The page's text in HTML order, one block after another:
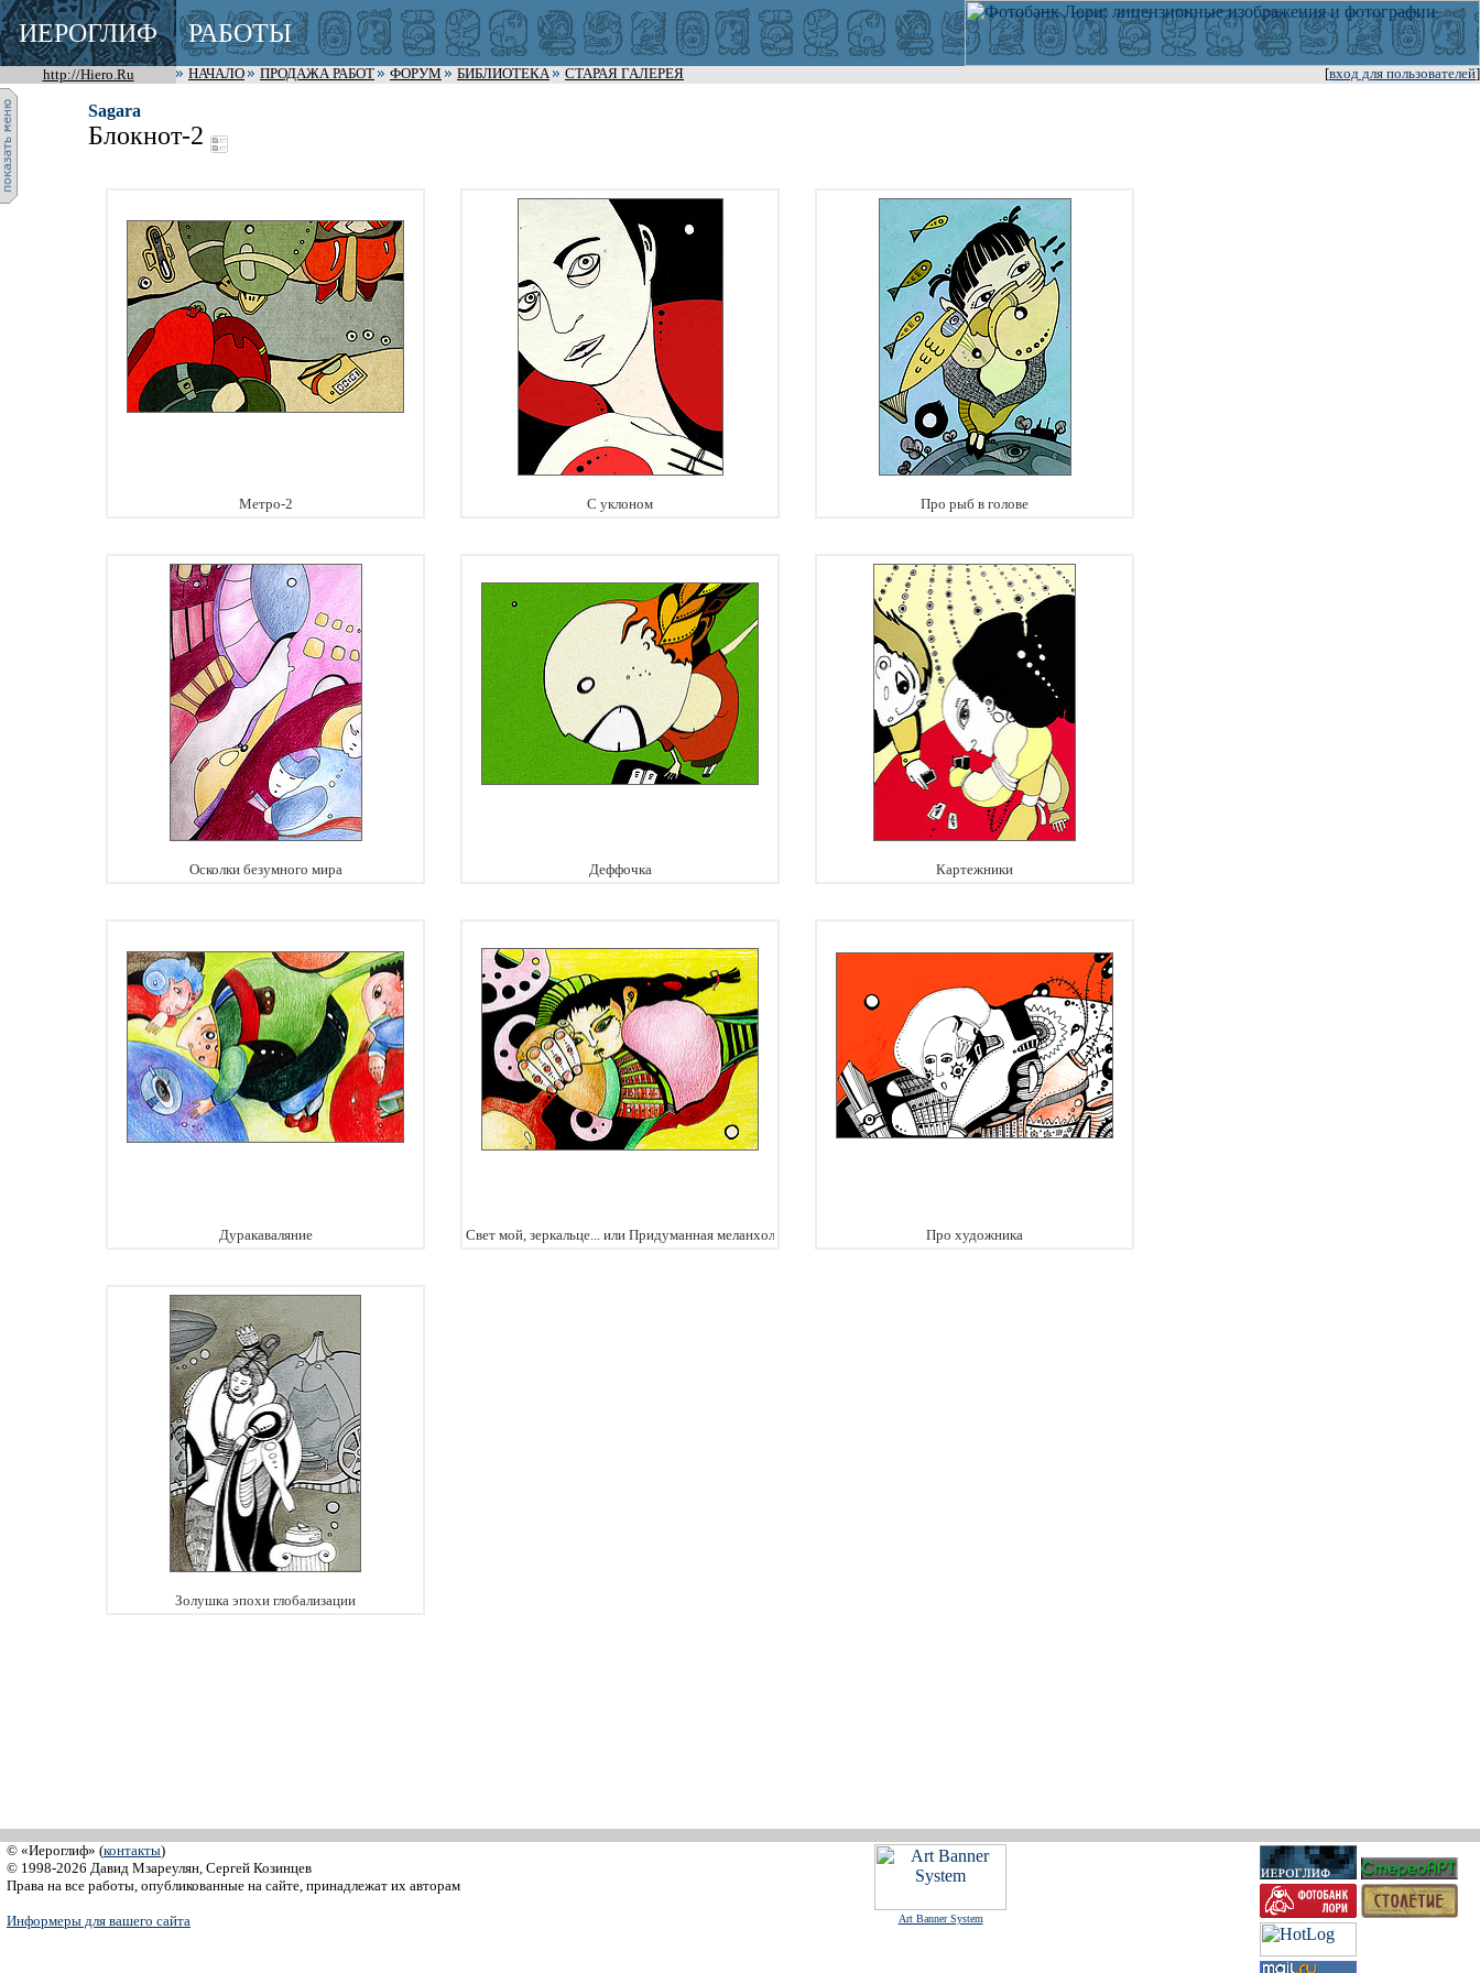
ИЕРОГЛИФ РАБОТЫ
http://Hiero.Ru [вход для пользователей]
НАЧАЛО ПРОДАЖА РАБОТ ФОРУМ БИБЛИОТЕКА СТАРАЯ ГАЛЕРЕЯ
Sagara
Блокнот-2
Метро-2 С уклоном Про рыб в голове
Осколки безумного мира Деффочка Картежники
Дуракаваляние Свет мой, зеркальце... или Придуманная меланхолия Про художника
Золушка эпохи глобализации
© «Иероглиф» (контакты)
© 1998-2026 Давид Мзареулян, Сергей Козинцев
Права на все работы, опубликованные на сайте, принадлежат их авторам
Информеры для вашего сайта Art Banner System